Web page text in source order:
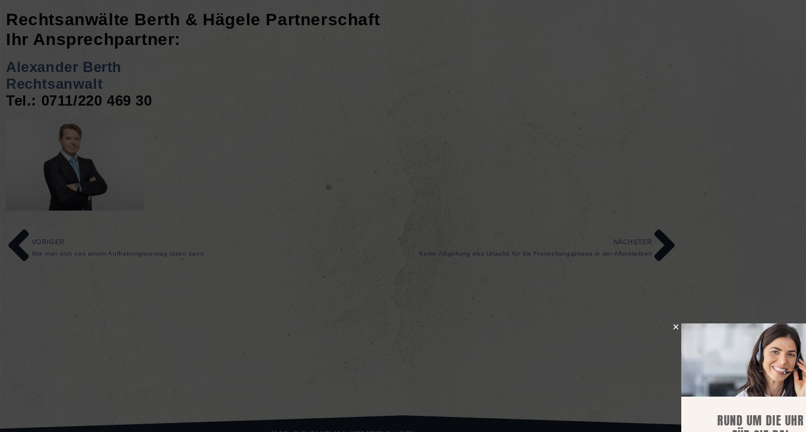
Rechtsanwälte Berth & Hägele Partnerschaft
Ihr Ansprechpartner:
Alexander Berth
Rechtsanwalt
Tel.: 0711/220 469 30
VORIGER
Wie man sich von einem Aufhebungsvertrag lösen kann
NÄCHSTER
Keine Abgeltung des Urlaubs für die Freistellungsphase in der Altersteilzeit
RUND UM DIE UHR